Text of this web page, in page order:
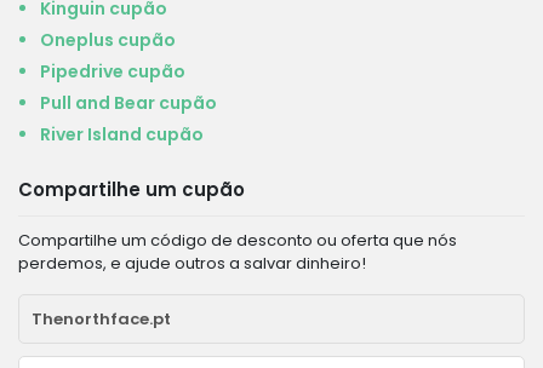
Kinguin cupão
Oneplus cupão
Pipedrive cupão
Pull and Bear cupão
River Island cupão
Compartilhe um cupão
Compartilhe um código de desconto ou oferta que nós
perdemos, e ajude outros a salvar dinheiro!